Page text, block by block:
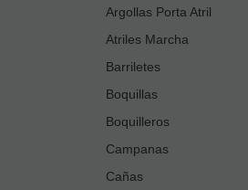
Argollas Porta Atril
Atriles Marcha
Barriletes
Boquillas
Boquilleros
Campanas
Cañas